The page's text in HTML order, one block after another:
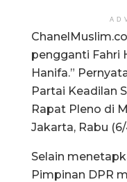
pengganti Fahri
Hanifa.”
Partai Keadilan
Rapat Pleno di
Jakarta, Rabu
Selain
Pimpinan DPR